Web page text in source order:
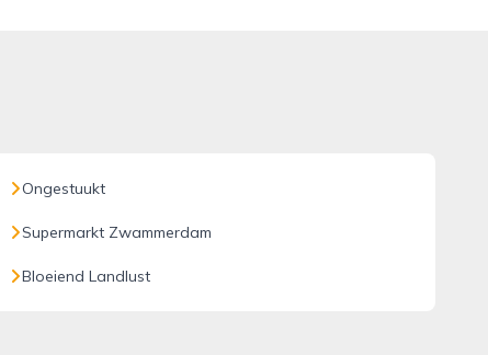
Ongestuukt
Supermarkt Zwammerdam
Bloeiend Landlust